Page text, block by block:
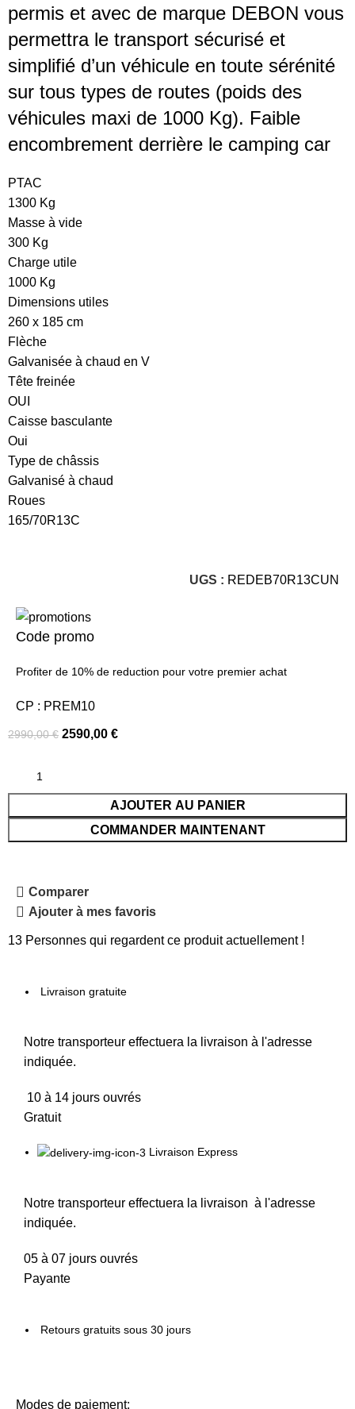
permis et avec de marque DEBON vous
permettra le transport sécurisé et
simplifié d’un véhicule en toute sérénité
sur tous types de routes (poids des
véhicules maxi de 1000 Kg). Faible
encombrement derrière le camping car
PTAC
1300 Kg
Masse à vide
300 Kg
Charge utile
1000 Kg
Dimensions utiles
260 x 185 cm
Flèche
Galvanisée à chaud en V
Tête freinée
OUI
Caisse basculante
Oui
Type de châssis
Galvanisé à chaud
Roues
165/70R13C
UGS : REDEB70R13CUN
Code promo
Profiter de 10% de reduction pour votre premier achat
CP : PREM10
2990,00€ 2590,00€
AJOUTER AU PANIER
COMMANDER MAINTENANT
Comparer
Ajouter à mes favoris
13 Personnes qui regardent ce produit actuellement !
Livraison gratuite
Notre transporteur effectuera la livraison à l'adresse
indiquée.
10 à 14 jours ouvrés
Gratuit
Livraison Express
Notre transporteur effectuera la livraison à l'adresse
indiquée.
05 à 07 jours ouvrés
Payante
Retours gratuits sous 30 jours
Modes de paiement: